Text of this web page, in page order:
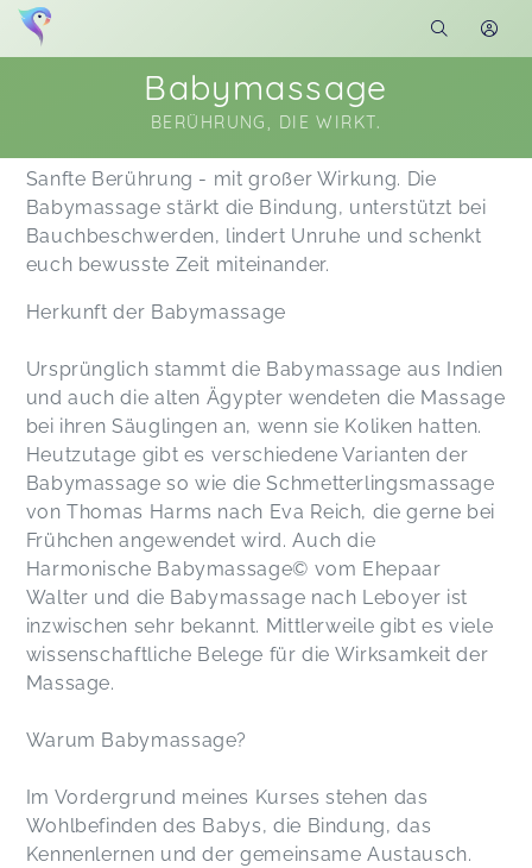
Babymassage
BERÜHRUNG, DIE WIRKT.
Soon you will learn more about me here...
Sanfte Berührung - mit großer Wirkung. Die
Babymassage stärkt die Bindung, unterstützt bei
Bauchbeschwerden, lindert Unruhe und schenkt
euch bewusste Zeit miteinander.
Herkunft der Babymassage
Ursprünglich stammt die Babymassage aus Indien
und auch die alten Ägypter wendeten die Massage
bei ihren Säuglingen an, wenn sie Koliken hatten.
Heutzutage gibt es verschiedene Varianten der
Babymassage so wie die Schmetterlingsmassage
von Thomas Harms nach Eva Reich, die gerne bei
Frühchen angewendet wird. Auch die
Harmonische Babymassage© vom Ehepaar
Walter und die Babymassage nach Leboyer ist
inzwischen sehr bekannt. Mittlerweile gibt es viele
wissenschaftliche Belege für die Wirksamkeit der
Massage.
Warum Babymassage?
Im Vordergrund meines Kurses stehen das
Wohlbefinden des Babys, die Bindung, das
Kennenlernen und der gemeinsame Austausch.